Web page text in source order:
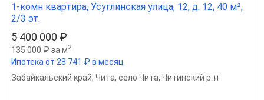
1-комн квартира, Усуглинская улица, 12, д. 12, 40 м²,
2/3 эт.
5 400 000 ₽
135 000 ₽ за м2
Ипотека от 28 741 ₽ в месяц
Забайкальский край, Чита, село Чита, Читинский р-н